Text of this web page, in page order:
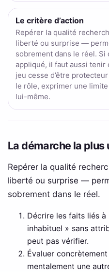
Le critère d’action
Repérer la qualité
liberté ou surprise —
sobrement dans le réel.
appliqué, il faut aussi tenir
jeu cesse d’être
le rôle, exprimer une
lui-même.
La démarche la plus
Repérer la qualité
liberté ou surprise —
sobrement dans le réel.
Décrire les faits liés à
inhabituel » sans
peut pas vérifier.
Évaluer
mentalement une